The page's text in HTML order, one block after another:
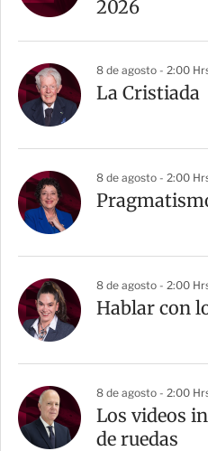
t
2026
8 de agosto - 2:00
La Cristiada
8 de agosto - 2:00
8 de agosto - 2:00
Hablar con
8 de agosto - 2:00
Los videos
de ruedas